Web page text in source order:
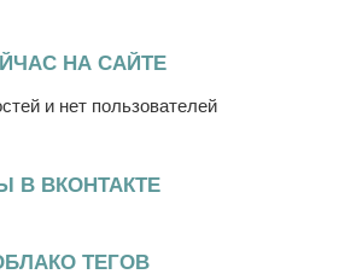
НА САЙТЕ
и нет пользователей
В ВКОНТАКТЕ
ТЕГОВ